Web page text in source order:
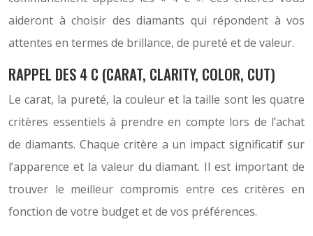
aideront à choisir des diamants qui répondent à vos
attentes en termes de brillance, de pureté et de valeur.
RAPPEL DES 4 C (CARAT, CLARITY, COLOR, CUT)
Le carat, la pureté, la couleur et la taille sont les quatre
critères essentiels à prendre en compte lors de l’achat
de diamants. Chaque critère a un impact significatif sur
l’apparence et la valeur du diamant. Il est important de
trouver le meilleur compromis entre ces critères en
fonction de votre budget et de vos préférences.